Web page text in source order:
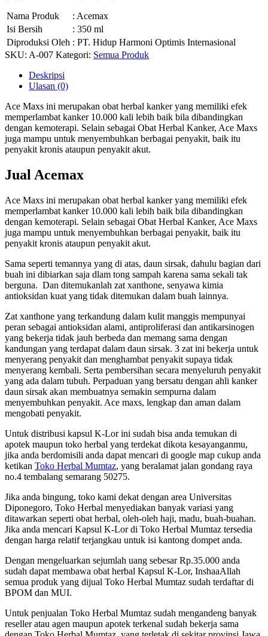
Nama Produk
: Acemax
Isi Bersih
: 350 ml
Diproduksi Oleh : PT. Hidup Harmoni Optimis Internasional
SKU: A-007 Kategori: Semua Produk
Deskripsi
Ulasan (0)
Ace Maxs ini merupakan obat herbal kanker yang memiliki efek
memperlambat kanker 10.000 kali lebih baik bila dibandingkan
dengan kemoterapi. Selain sebagai Obat Herbal Kanker, Ace Maxs
juga mampu untuk menyembuhkan berbagai penyakit, baik itu
penyakit kronis ataupun penyakit akut.
Jual Acemax
Ace Maxs ini merupakan obat herbal kanker yang memiliki efek
memperlambat kanker 10.000 kali lebih baik bila dibandingkan
dengan kemoterapi. Selain sebagai Obat Herbal Kanker, Ace Maxs
juga mampu untuk menyembuhkan berbagai penyakit, baik itu
penyakit kronis ataupun penyakit akut.
Sama seperti temannya yang di atas, daun sirsak, dahulu bagian dari
buah ini dibiarkan saja dlam tong sampah karena sama sekali tak
berguna. Dan ditemukanlah zat xanthone, senyawa kimia
antioksidan kuat yang tidak ditemukan dalam buah lainnya.
Zat xanthone yang terkandung dalam kulit manggis mempunyai
peran sebagai antioksidan alami, antiproliferasi dan antikarsinogen
yang bekerja tidak jauh berbeda dan memang sama dengan
kandungan yang terdapat dalam daun sirsak. 3 zat ini bekerja untuk
menyerang penyakit dan menghambat penyakit supaya tidak
menyerang kembali. Serta pembersihan secara menyeluruh penyakit
yang ada dalam tubuh. Perpaduan yang bersatu dengan ahli kanker
daun sirsak akan membuatnya semakin sempurna dalam
menyembuhkan penyakit. Ace maxs, lengkap dan aman dalam
mengobati penyakit.
Untuk distribusi kapsul K-Lor ini sudah bisa anda temukan di
apotek maupun toko herbal yang terdekat dikota kesayanganmu,
jika anda berdomisili anda dapat mencari di google map cukup anda
ketikan Toko Herbal Mumtaz, yang beralamat jalan gondang raya
no.4 tembalang semarang 50275.
Jika anda bingung, toko kami dekat dengan area Universitas
Diponegoro, Toko Herbal menyediakan banyak variasi yang
ditawarkan seperti obat herbal, oleh-oleh haji, madu, buah-buahan.
Jika anda mencari Kapsul K-Lor di Toko Herbal Mumtaz tersedia
dengan harga relatif terjangkau untuk isi kantong dompet anda.
Dengan mengeluarkan sejumlah uang sebesar Rp.35.000 anda
sudah dapat membawa obat herbal Kapsul K-Lor, InshaaAllah
semua produk yang dijual Toko Herbal Mumtaz sudah terdaftar di
BPOM dan MUI.
Untuk penjualan Toko Herbal Mumtaz sudah mengandeng banyak
reseller atau agen maupun apotek terkenal sudah bekerja sama